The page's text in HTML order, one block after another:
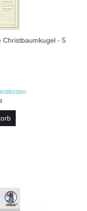
Christbaumkugel - 5